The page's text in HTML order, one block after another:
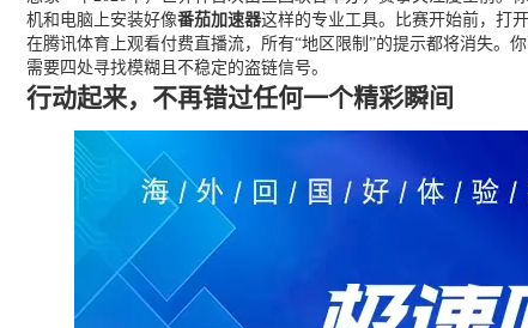
机和电脑上安装好像番茄加速器这样的专业工具。比赛开始前，打
在腾讯体育上观看付费直播流，所有“地区限制”的提示都将消失。
需要四处寻找模糊且不稳定的盗链信号。
行动起来，不再错过任何一个精彩瞬间